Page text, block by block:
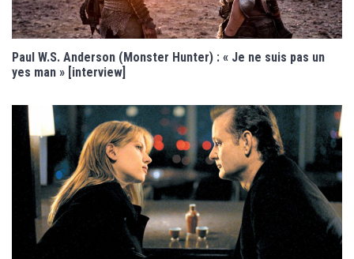
Paul W.S. Anderson (Monster Hunter) : « Je ne suis pas un
yes man » [interview]